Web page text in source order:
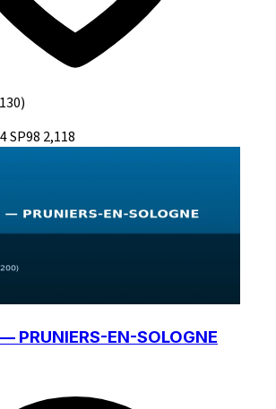
SP98 2,118
PRUNIERS-EN-SOLOGNE